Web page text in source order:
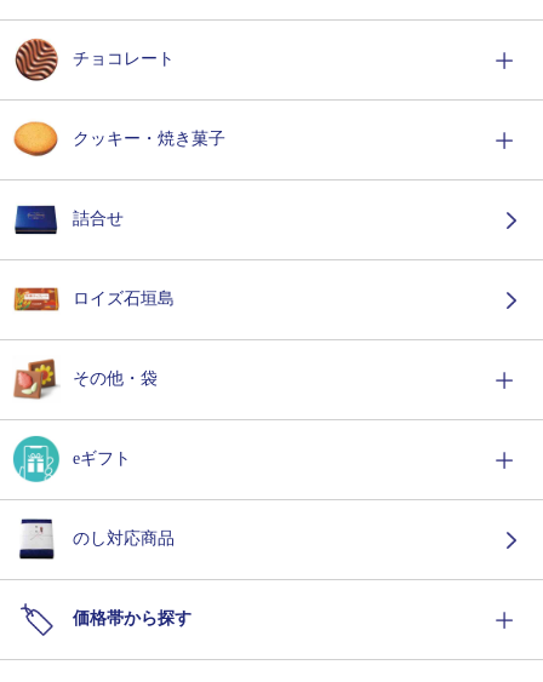
チョコレート
クッキー・焼き菓子
詰合せ
ロイズ石垣島
その他・袋
eギフト
のし対応商品
価格帯から探す